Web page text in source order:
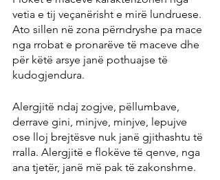
vetia e tij veçanërisht e mirë lundruese.
Ato sillen në zona përndryshe pa mace
nga rrobat e pronarëve të maceve dhe
për këtë arsye janë pothuajse të
kudogjendura.
Alergjitë ndaj zogjve, pëllumbave,
derrave gini, minjve, minjve, lepujve
ose lloj brejtësve nuk janë gjithashtu të
rralla. Alergjitë e flokëve të qenve, nga
ana tjetër, janë më pak të zakonshme.